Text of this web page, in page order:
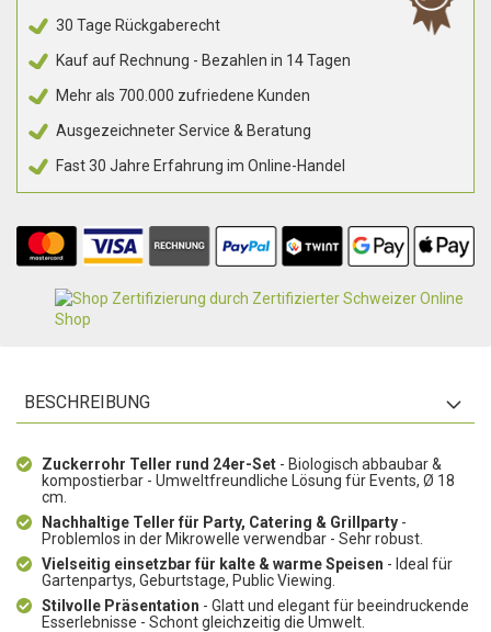
30 Tage Rückgaberecht
Kauf auf Rechnung - Bezahlen in 14 Tagen
Mehr als 700.000 zufriedene Kunden
Ausgezeichneter Service & Beratung
Fast 30 Jahre Erfahrung im Online-Handel
BESCHREIBUNG
Zuckerrohr Teller rund 24er-Set - Biologisch abbaubar &
kompostierbar - Umweltfreundliche Lösung für Events, Ø 18
cm.
Nachhaltige Teller für Party, Catering & Grillparty -
Problemlos in der Mikrowelle verwendbar - Sehr robust.
Vielseitig einsetzbar für kalte & warme Speisen - Ideal für
Gartenpartys, Geburtstage, Public Viewing.
Stilvolle Präsentation - Glatt und elegant für beeindruckende
Esserlebnisse - Schont gleichzeitig die Umwelt.